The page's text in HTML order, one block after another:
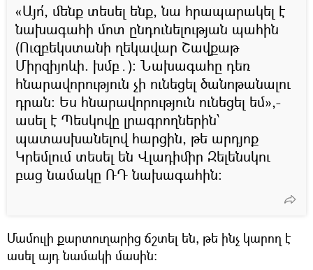
«Այո՛, մենք տեսել ենք, նա հրապարակել է
նախագահի մոտ ընդունելության պահին
(Ուզբեկստանի ղեկավար Շավքաթ
Միրզիյոևի. խմբ․)։ Նախագահը դեռ
հնարավորություն չի ունեցել ծանոթանալու
դրան։ Ես հնարավորություն ունեցել եմ»,-
ասել է Պեսկովը լրագրողներին՝
պատասխանելով հարցին, թե արդյոք
Կրեմլում տեսել են Վլադիմիր Զելենսկու
բաց նամակը ՌԴ նախագահին։
Մամուլի քարտուղարից ճշտել են, թե ինչ կարող է
ասել այդ նամակի մասին։